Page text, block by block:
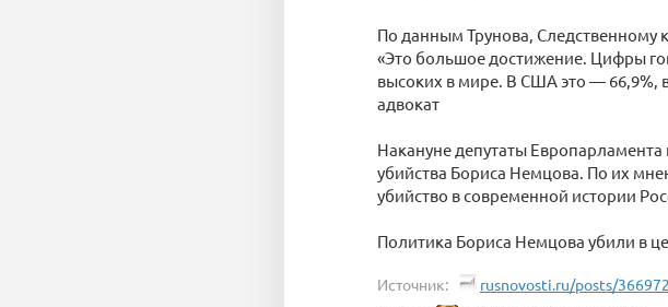
По данным Трунова, Следственному
«Это большое достижение. Цифры
высоких в мире. В США это —
адвокат
Накануне депутаты
убийства Бориса Немцова. По их
убийство в современной истории
Политика Бориса Немцова убили в
Источник: rusnovosti.ru/posts/366972